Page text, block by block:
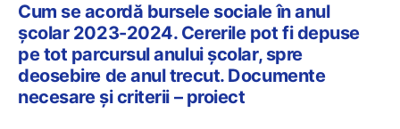
Cum se acordă bursele sociale în anul
școlar 2023-2024. Cererile pot fi depuse
pe tot parcursul anului școlar, spre
deosebire de anul trecut. Documente
necesare și criterii – proiect